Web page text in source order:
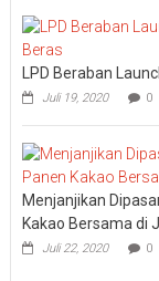
LPD Beraban
Juli 19, 2020 0
Menjanjikan
Kakao Bersama di
Juli 22, 2020 0